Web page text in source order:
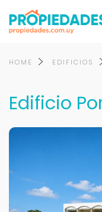
HOME EDIFICIOS
Edificio